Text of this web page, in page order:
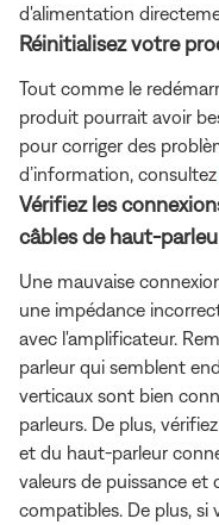
d'alimentation
Réinitialisez votre
Tout comme le
produit pourrait avoir
pour corriger des
d’information, consultez
Vérifiez les
câbles de haut-
Une mauvaise
une impédance
avec l'amplificateur.
parleur qui semblent
verticaux sont bien
parleurs. De plus,
et du haut-parleur
valeurs de puissance et
compatibles. De plus,